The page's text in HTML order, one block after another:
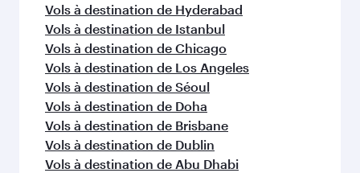
Vols à destination de Hyderabad
Vols à destination de Istanbul
Vols à destination de Chicago
Vols à destination de Los Angeles
Vols à destination de Séoul
Vols à destination de Doha
Vols à destination de Brisbane
Vols à destination de Dublin
Vols à destination de Abu Dhabi